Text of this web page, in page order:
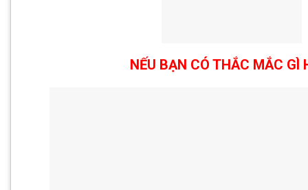
NẾU BẠN CÓ THẮC MẮC GÌ